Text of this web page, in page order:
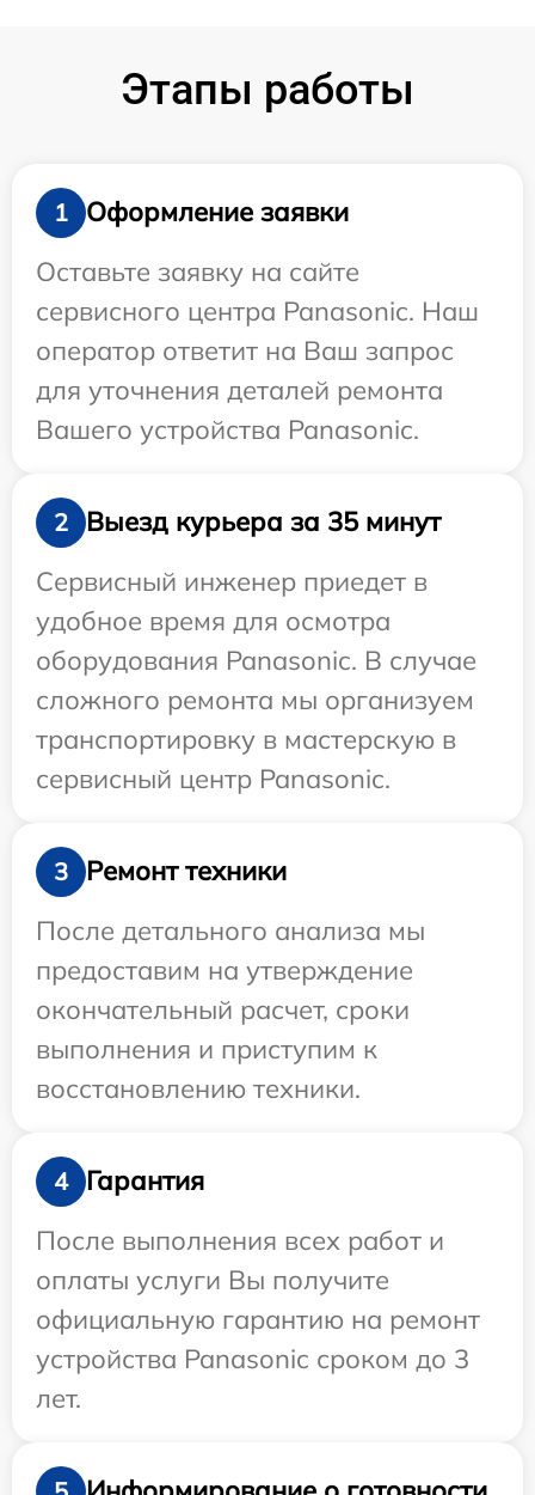
Этапы работы
1
Оформление заявки
Оставьте заявку на сайте
сервисного центра Panasonic. Наш
оператор ответит на Ваш запрос
для уточнения деталей ремонта
Вашего устройства Panasonic.
2
Выезд курьера за 35 минут
Сервисный инженер приедет в
удобное время для осмотра
оборудования Panasonic. В случае
сложного ремонта мы организуем
транспортировку в мастерскую в
сервисный центр Panasonic.
3
Ремонт техники
После детального анализа мы
предоставим на утверждение
окончательный расчет, сроки
выполнения и приступим к
восстановлению техники.
4
Гарантия
После выполнения всех работ и
оплаты услуги Вы получите
официальную гарантию на ремонт
устройства Panasonic сроком до 3
лет.